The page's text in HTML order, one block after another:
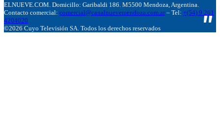
ELNUEVE.COM. Domicillo: Garibaldi 186. M5500 Mendoza, Argentina.
Contacto comercial: comercial@canalnuevemendoza.com.ar – Tel: +(54) 9 261
4204020
©2026 Cuyo Televisión SA. Todos los derechos reservados